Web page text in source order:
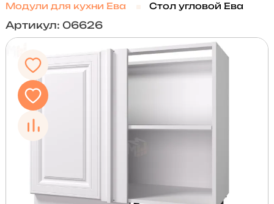
Модули для кухни Ева
Стол угловой Ева
Артикул: 06626